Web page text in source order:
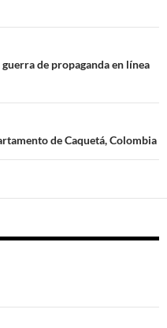
de propaganda en línea
de Caquetá, Colombia